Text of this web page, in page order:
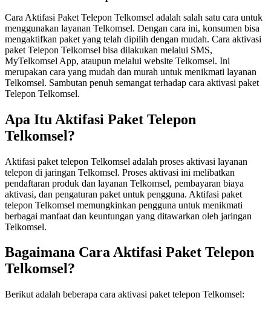
Cara Aktifasi Paket Telepon Telkomsel adalah salah satu cara untuk
menggunakan layanan Telkomsel. Dengan cara ini, konsumen bisa
mengaktifkan paket yang telah dipilih dengan mudah. Cara aktivasi
paket Telepon Telkomsel bisa dilakukan melalui SMS,
MyTelkomsel App, ataupun melalui website Telkomsel. Ini
merupakan cara yang mudah dan murah untuk menikmati layanan
Telkomsel. Sambutan penuh semangat terhadap cara aktivasi paket
Telepon Telkomsel.
Apa Itu Aktifasi Paket Telepon
Telkomsel?
Aktifasi paket telepon Telkomsel adalah proses aktivasi layanan
telepon di jaringan Telkomsel. Proses aktivasi ini melibatkan
pendaftaran produk dan layanan Telkomsel, pembayaran biaya
aktivasi, dan pengaturan paket untuk pengguna. Aktifasi paket
telepon Telkomsel memungkinkan pengguna untuk menikmati
berbagai manfaat dan keuntungan yang ditawarkan oleh jaringan
Telkomsel.
Bagaimana Cara Aktifasi Paket Telepon
Telkomsel?
Berikut adalah beberapa cara aktivasi paket telepon Telkomsel: